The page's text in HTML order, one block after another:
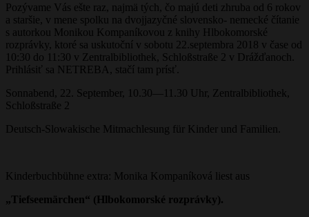
Pozývame Vás ešte raz, najmä tých, čo majú deti zhruba od 6 rokov
a staršie, v mene spolku na dvojjazyčné slovensko- nemecké čítanie
s autorkou Monikou Kompaníkovou z knihy Hlbokomorské
rozprávky, ktoré sa uskutoční v sobotu 22.septembra 2018 v čase od
10:30 do 11:30 v Zentralbibliothek, Schloßstraße 2 v Drážďanoch.
Prihlásiť sa NETREBA, stačí tam prísť.
Sonnabend, 22. September, 10.30—11.30 Uhr, Zentralbibliothek,
Schloßstraße 2
Deutsch-Slowakische Mitmachlesung für Kinder und Familien.
Kinderbuchbühne extra: Monika Kompaníková liest aus
„Tiefseemärchen“ (Hlbokomorské rozprávky).